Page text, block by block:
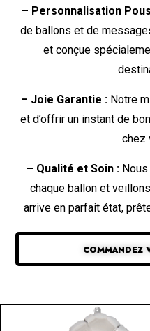
– Personnalisation
de ballons et de
et conçue
– Joie Garantie :Notre
et d’offrir un instant de
chez
– Qualité et Soin :
chaque ballon et
arrive en parfait état,
COMMANDEZ